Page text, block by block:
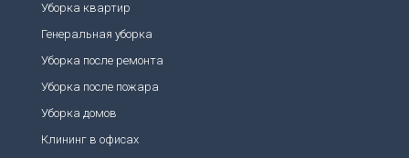
Уборка квартир
Генеральная уборка
Уборка после ремонта
Уборка после пожара
Уборка домов
Клининг в офисах